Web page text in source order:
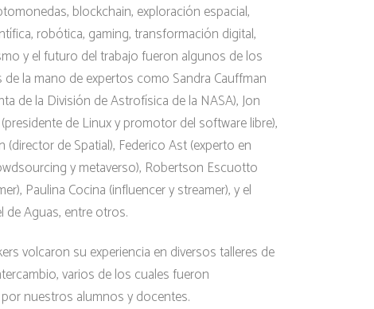
blockchain, exploración espacial,
robótica, gaming, transformación digital,
y el futuro del trabajo fueron algunos de los
la mano de expertos como Sandra Cauffman
de la División de Astrofísica de la NASA), Jon
de Linux y promotor del software libre),
(director de Spatial), Federico Ast (experto en
y metaverso), Robertson Escuotto
Paulina Cocina (influencer y streamer), y el
de Aguas, entre otros.
volcaron su experiencia en diversos talleres de
varios de los cuales fueron
nuestros alumnos y docentes.